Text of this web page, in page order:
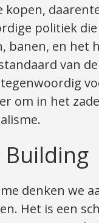
kopen,
politiek
banen, en het
van
om in het
Building
denken we
Het is een